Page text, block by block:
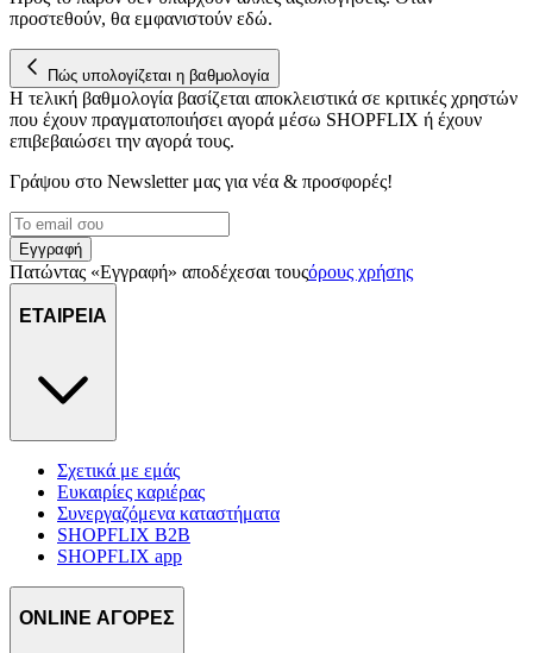
προστεθούν, θα εμφανιστούν εδώ.
Πώς υπολογίζεται η βαθμολογία
Η τελική βαθμολογία βασίζεται αποκλειστικά σε κριτικές χρηστών
που έχουν πραγματοποιήσει αγορά μέσω SHOPFLIX ή έχουν
επιβεβαιώσει την αγορά τους.
Γράψου στο Νewsletter μας για νέα & προσφορές!
Εγγραφή
Πατώντας «Εγγραφή» αποδέχεσαι τουςόρους χρήσης
ΕΤΑΙΡΕΙΑ
Σχετικά με εμάς
Ευκαιρίες καριέρας
Συνεργαζόμενα καταστήματα
SHOPFLIX B2B
SHOPFLIX app
ONLINE ΑΓΟΡΕΣ